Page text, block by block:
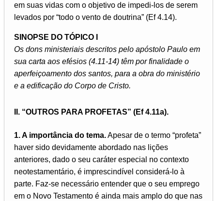
em suas vidas com o objetivo de impedi-los de serem
levados por “todo o vento de doutrina” (Ef 4.14).
SINOPSE DO TÓPICO I
Os dons ministeriais descritos pelo apóstolo Paulo em
sua carta aos efésios (4.11-14) têm por finalidade o
aperfeiçoamento dos santos, para a obra do ministério
e a edificação do Corpo de Cristo.
II. “OUTROS PARA PROFETAS” (Ef 4.11a).
1. A importância do tema.Apesar de o termo “profeta”
haver sido devidamente abordado nas lições
anteriores, dado o seu caráter especial no contexto
neotestamentário, é imprescindível considerá-lo à
parte. Faz-se necessário entender que o seu emprego
em o Novo Testamento é ainda mais amplo do que nas